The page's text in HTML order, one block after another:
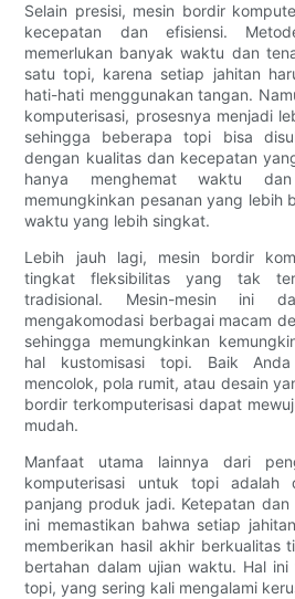
Selain presisi, mesin bordir
kecepatan dan efisiensi.
memerlukan banyak waktu dan
satu topi, karena setiap jahitan
hati-hati menggunakan tangan.
komputerisasi, prosesnya menjadi
sehingga beberapa topi bisa
dengan kualitas dan kecepatan
hanya menghemat waktu
memungkinkan pesanan yang lebih
waktu yang lebih singkat.
Lebih jauh lagi, mesin bordir
tingkat fleksibilitas yang tak
tradisional. Mesin-mesin ini
mengakomodasi berbagai macam
sehingga memungkinkan
hal kustomisasi topi. Baik
mencolok, pola rumit, atau desain
bordir terkomputerisasi dapat
mudah.
Manfaat utama lainnya dari
komputerisasi untuk topi
panjang produk jadi. Ketepatan dan
ini memastikan bahwa setiap
memberikan hasil akhir berkualitas
bertahan dalam ujian waktu. Hal
topi, yang sering kali mengalami